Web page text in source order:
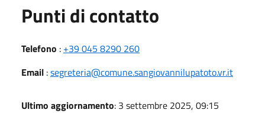
Punti di contatto
Telefono : +39 045 8290 260
Email :segreteria@comune.sangiovannilupatoto.vr.it
Ultimo aggiornamento: 3 settembre 2025, 09:15